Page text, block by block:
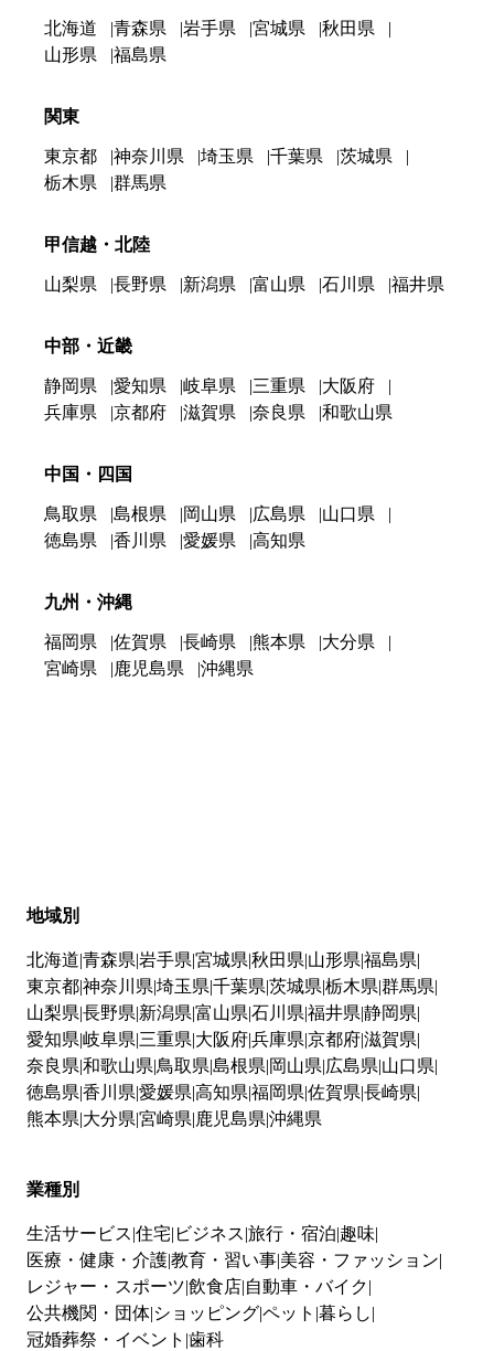
北海道 青森県 岩手県 宮城県
秋田県
山形県
福島県
関東
東京都 神奈川県 埼玉県 千葉県
茨城県
栃木県
群馬県
甲信越・北陸
山梨県 長野県 新潟県 富山県 石川県 福井県
中部・近畿
静岡県 愛知県 岐阜県 三重県
大阪府
兵庫県
京都府 滋賀県 奈良県 和歌山県
中国・四国
鳥取県 島根県 岡山県 広島県
山口県
徳島県
香川県 愛媛県 高知県
九州・沖縄
福岡県 佐賀県 長崎県 熊本県
大分県
宮崎県
鹿児島県 沖縄県
地域別
北海道 青森県 岩手県 宮城県 秋田県 山形県 福島県
東京都神奈川県 埼玉県 千葉県 茨城県 栃木県 群馬県
山梨県 長野県 新潟県 富山県 石川県 福井県 静岡県
愛知県 岐阜県 三重県 大阪府兵庫県 京都府滋賀県
奈良県 和歌山県 鳥取県 島根県 岡山県 広島県 山口県
徳島県 香川県 愛媛県 高知県 福岡県 佐賀県 長崎県
熊本県 大分県 宮崎県 鹿児島県 沖縄県
業種別
生活サービス 住宅 ビジネス 旅行・宿泊 趣味
医療・健康・介護教育・習い事 美容・ファッション
レジャー・スポーツ 飲食店 自動車・バイク
公共機関・団体 ショッピングペット 暮らし
冠婚葬祭・イベント 歯科